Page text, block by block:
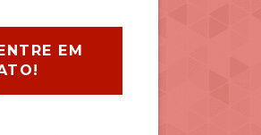
EM